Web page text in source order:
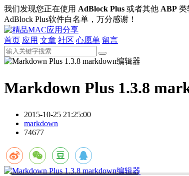
我们发现您正在使用 AdBlock Plus 或者其他 ABP 类
AdBlock Plus软件白名单，万分感谢！
首页 应用 文章 社区 心愿单 留言
Markdown Plus 1.3.8
2015-10-25 21:25:00
markdown
74677